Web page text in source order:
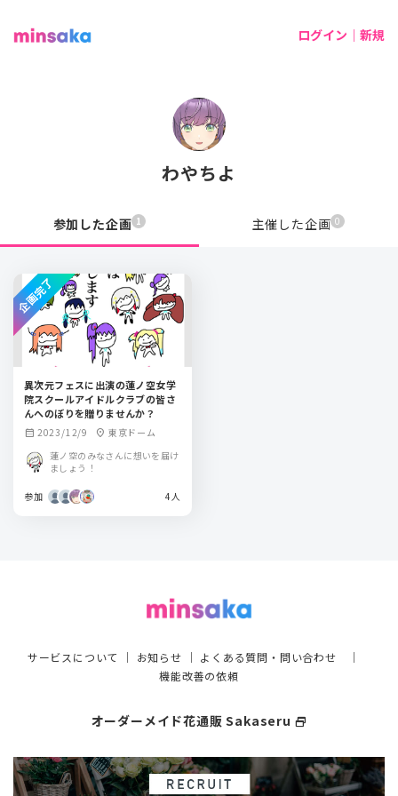
ログイン｜新規
わやちよ
参加した企画 1 主催した企画 0
異次元フェスに出演の蓮ノ空女学
院スクールアイドルクラブの皆さ
んへのぼりを贈りませんか？
calendar_month 2023/12/9 location_on 東京ドーム
蓮ノ空のみなさんに想いを届け
ましょう！
参加 4人
企画完了
サービスについて ｜ お知らせ ｜ よくある質問・問い合わせ ｜
機能改善の依頼
オーダーメイド花通販 Sakaseru select_window